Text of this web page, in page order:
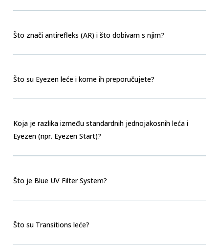
Što znači antirefleks (AR) i što dobivam s njim?
Što su Eyezen leće i kome ih preporučujete?
Koja je razlika između standardnih jednojakosnih leća i
Eyezen (npr. Eyezen Start)?
Što je Blue UV Filter System?
Što su Transitions leće?